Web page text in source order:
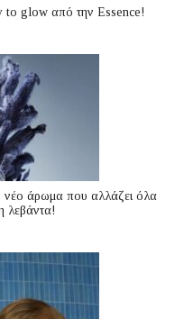
glow από την Essence!
άρωμα που αλλάζει όλα
λεβάντα!